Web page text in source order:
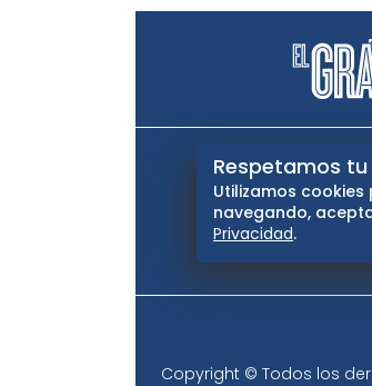
El Universal
Copyright © Todos los
Respetamos
Utilizamos
navegando,
Privacidad.